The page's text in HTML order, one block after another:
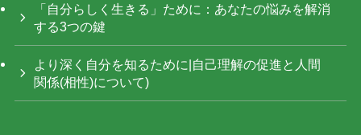
「自分らしく生きる」ために：あなたの悩みを解消
する3つの鍵
より深く自分を知るために|自己理解の促進と人間
関係(相性)について)